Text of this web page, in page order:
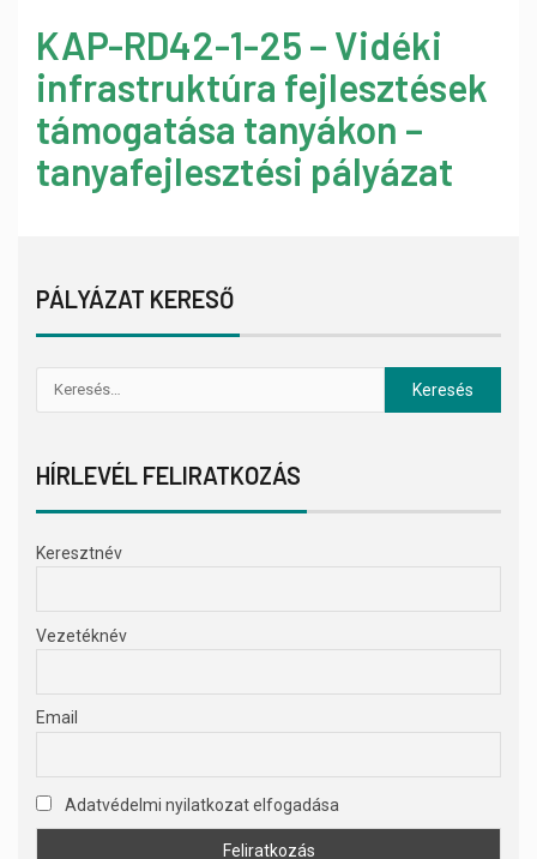
KAP-RD42-1-25 – Vidéki
infrastruktúra fejlesztések
támogatása tanyákon –
tanyafejlesztési pályázat
PÁLYÁZAT KERESŐ
HÍRLEVÉL FELIRATKOZÁS
Keresztnév
Vezetéknév
Email
Adatvédelmi nyilatkozat elfogadása